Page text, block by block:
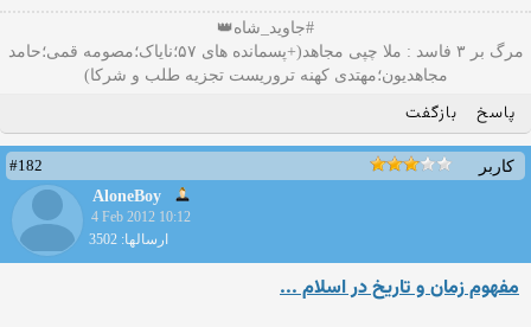
#جاوید_شاه👑
مرگ بر ۳ فاسد : ملا چپی مجاهد(+پسمانده های ۵۷؛نایاک؛مصومه قمی؛حامد
مجاهدیون؛مهتدی کهنه تروریست تجزیه طلب و شرکا)
پاسخ بازگفت
کاربر
#182
AloneBoy
4 Feb 2012 10:12
ارسالها: 3502
مفهوم زمان و تاریخ در اسلام ...